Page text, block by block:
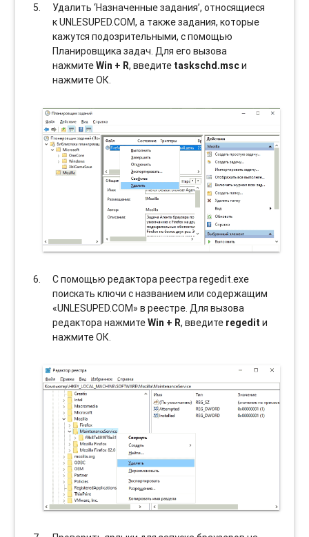
Удалить ‘Назначенные задания’, относящиеся
к UNLESUPED.COM, а также задания, которые
кажутся подозрительными, с помощью
Планировщика задач. Для его вызова
нажмитеWin + R, введите taskschd.mscи
нажмите ОК.
С помощью редактора реестра regedit.exe
поискать ключи с названием или содержащим
«UNLESUPED.COM» в реестре. Для вызова
редактора нажмитеWin + R, введите regedit и
нажмите ОК.